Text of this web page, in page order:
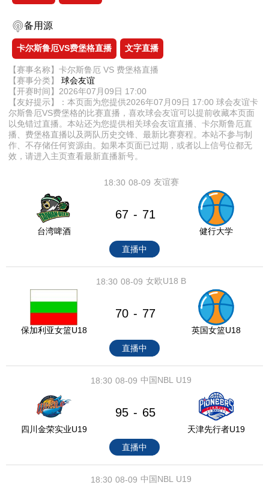
备用源
卡尔斯鲁厄VS费堡格直播 文字直播
【赛事名称】卡尔斯鲁厄 VS 费堡格直播
【赛事分类】 球会友谊
【开赛时间】2026年07月09日 17:00
【友好提示】：本页面为您提供2026年07月09日 17:00 球会友谊卡
尔斯鲁厄VS费堡格的比赛直播，喜欢球会友谊可以提前收藏本页面
以免错过直播。本站还为您提供相关球会友谊直播、卡尔斯鲁厄直
播、费堡格直播以及两队历史交锋、最新比赛赛程。本站不参与制
作、不存储任何资源由。如果本页面已过期，或者以上信号位都无
效，请进入主页查看最新直播新号。
08-09
18:30 友谊赛
台湾啤酒
67 - 71
健行大学
直播中
08-09
18:30 女欧U18 B
保加利亚女篮U18
70 - 77
英国女篮U18
直播中
08-09
18:30 中国NBL U19
四川金荣实业U19
95 - 65
天津先行者U19
直播中
08-09
18:30 中国NBL U19